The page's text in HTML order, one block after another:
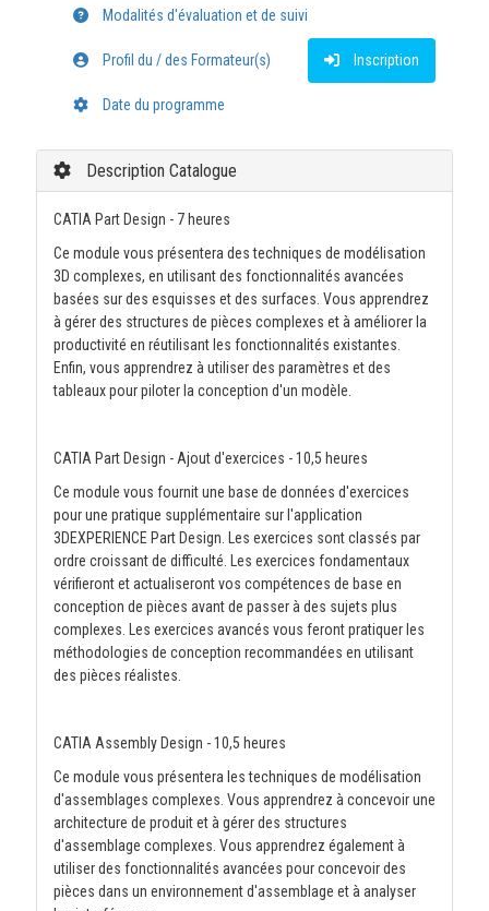
Modalités d'évaluation et de suivi
Profil du / des Formateur(s) Inscription
Date du programme
Description Catalogue
CATIA Part Design - 7 heures
Ce module vous présentera des techniques de modélisation
3D complexes, en utilisant des fonctionnalités avancées
basées sur des esquisses et des surfaces. Vous apprendrez
à gérer des structures de pièces complexes et à améliorer la
productivité en réutilisant les fonctionnalités existantes.
Enfin, vous apprendrez à utiliser des paramètres et des
tableaux pour piloter la conception d'un modèle.
CATIA Part Design - Ajout d'exercices - 10,5 heures
Ce module vous fournit une base de données d'exercices
pour une pratique supplémentaire sur l'application
3DEXPERIENCE Part Design. Les exercices sont classés par
ordre croissant de difficulté. Les exercices fondamentaux
vérifieront et actualiseront vos compétences de base en
conception de pièces avant de passer à des sujets plus
complexes. Les exercices avancés vous feront pratiquer les
méthodologies de conception recommandées en utilisant
des pièces réalistes.
CATIA Assembly Design - 10,5 heures
Ce module vous présentera les techniques de modélisation
d'assemblages complexes. Vous apprendrez à concevoir une
architecture de produit et à gérer des structures
d'assemblage complexes. Vous apprendrez également à
utiliser des fonctionnalités avancées pour concevoir des
pièces dans un environnement d'assemblage et à analyser